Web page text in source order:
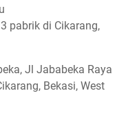
pabrik di Cikarang,
Jl Jababeka Raya
Bekasi, West